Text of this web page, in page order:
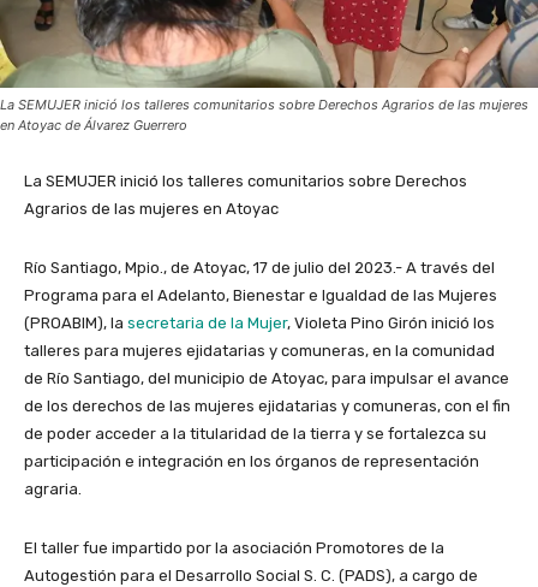
La SEMUJER inició los talleres comunitarios sobre Derechos Agrarios de las mujeres
en Atoyac de Álvarez Guerrero
La SEMUJER inició los talleres comunitarios sobre Derechos
Agrarios de las mujeres en Atoyac
Río Santiago, Mpio., de Atoyac, 17 de julio del 2023.- A través del
Programa para el Adelanto, Bienestar e Igualdad de las Mujeres
(PROABIM), la secretaria de la Mujer, Violeta Pino Girón inició los
talleres para mujeres ejidatarias y comuneras, en la comunidad
de Río Santiago, del municipio de Atoyac, para impulsar el avance
de los derechos de las mujeres ejidatarias y comuneras, con el fin
de poder acceder a la titularidad de la tierra y se fortalezca su
participación e integración en los órganos de representación
agraria.
El taller fue impartido por la asociación Promotores de la
Autogestión para el Desarrollo Social S. C. (PADS), a cargo de